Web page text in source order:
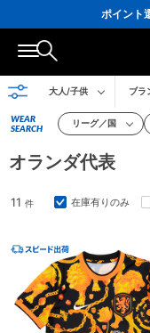
ポイント
会員の方にはお誕
16,000円(税
大人/子供 ブラ
WEAR
SEARCH
リーグ／国
オランダ代表
11 件 在庫有りのみ